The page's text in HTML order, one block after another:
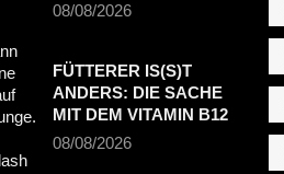
08/08/2026
FÜTTERER IS(S)T
ANDERS: DIE SACHE
MIT DEM VITAMIN B12
08/08/2026